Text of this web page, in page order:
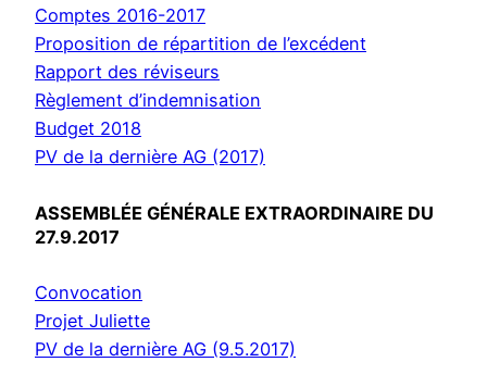
Comptes 2016-2017
Proposition de répartition de l’excédent
Rapport des réviseurs
Règlement d’indemnisation
Budget 2018
PV de la dernière AG (2017)
ASSEMBLÉE GÉNÉRALE EXTRAORDINAIRE DU
27.9.2017
Convocation
Projet Juliette
PV de la dernière AG (9.5.2017)